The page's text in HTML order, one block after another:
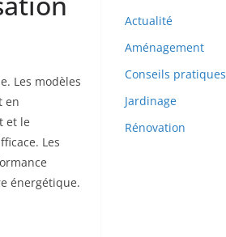
Les modèles
en
et le
Les
énergétique.
Actualité
Aménagement
Conseils pratiques
Jardinage
Rénovation